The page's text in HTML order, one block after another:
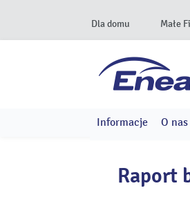
Dla domu Małe
Informacje O nas
Raport